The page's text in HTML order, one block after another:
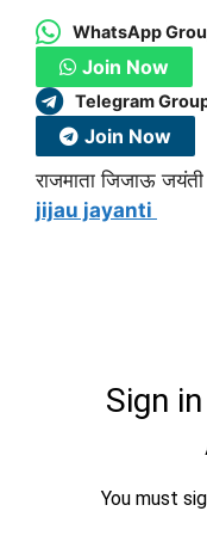
WhatsApp
Join Now
Telegram
Join Now
राजमाता जिजाऊ जयंती
jijau jayanti